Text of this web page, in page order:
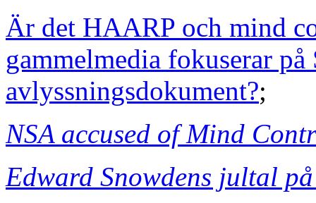
Är det HAARP och mind
gammelmedia fokuserar
avlyssningsdokument?;
NSA accused of Mind
Edward Snowdens jultal